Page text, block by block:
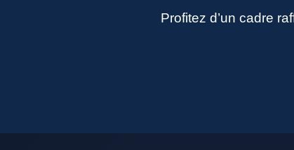
Profitez d’un cadre